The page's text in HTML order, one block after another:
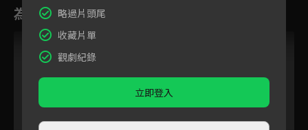
為您推薦略過片頭尾
收藏片單
觀劇紀錄
立即登入